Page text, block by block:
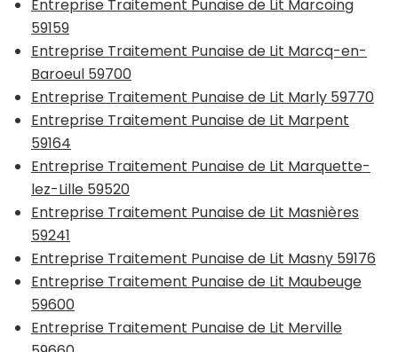
Entreprise Traitement Punaise de Lit Marcoing
59159
Entreprise Traitement Punaise de Lit Marcq-en-
Baroeul 59700
Entreprise Traitement Punaise de Lit Marly 59770
Entreprise Traitement Punaise de Lit Marpent
59164
Entreprise Traitement Punaise de Lit Marquette-
lez-Lille 59520
Entreprise Traitement Punaise de Lit Masnières
59241
Entreprise Traitement Punaise de Lit Masny 59176
Entreprise Traitement Punaise de Lit Maubeuge
59600
Entreprise Traitement Punaise de Lit Merville